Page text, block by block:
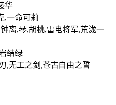
华
,一命可莉
离,琴,胡桃,雷电将军,荒泷一
结绿
,无工之剑,苍古自由之誓